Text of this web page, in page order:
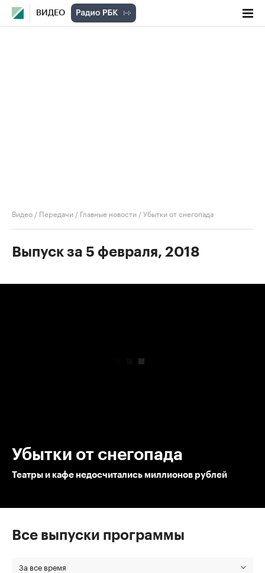
ВИДЕО
Видео / Передачи / Главные новости /Убытки от снегопада
Выпуск за 5 февраля, 2018
Убытки от снегопада
Театры и кафе недосчитались миллионов рублей
Все выпуски программы
За все время